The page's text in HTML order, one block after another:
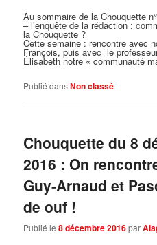
Au sommaire de la Chouquette
– l’enquête de la rédaction :
la Chouquette ?
Cette semaine : rencontre avec
François, puis avec le
Élisabeth notre « communauté
Publié dansNon classé
Chouquette du 8
2016 : On
Guy-Arnaud et
de ouf !
Publié le8 décembre 2016par